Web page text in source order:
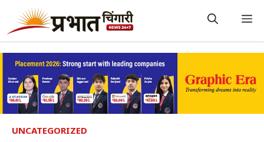
content
UNCATEGORIZED